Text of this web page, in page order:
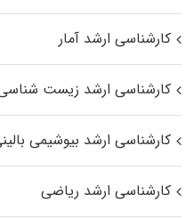
کارشناسی ارشد آمار
کارشناسی ارشد زیست
کارشناسی ارشد بیوشیمی
کارشناسی ارشد ریاضی